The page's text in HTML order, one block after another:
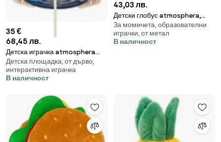
35 €
68,45 лв.
Детска играчка atmosphera
Rocket, 60 cm
Детска площадка, от дърво,
интерактивна играчка
В наличност
43,03 лв.
Детски глобус atmosphera,
Розов, 20 cm
За момичета, образователни
играчки, от метал
В наличност